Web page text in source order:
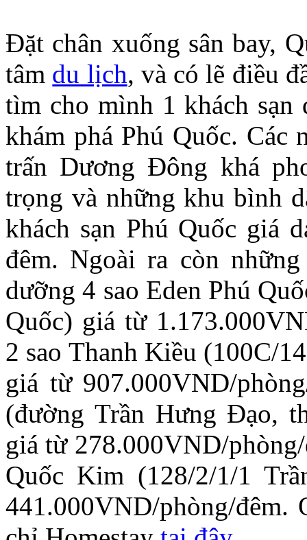
Đặt chân xuống sân bay,
tâm du lịch, và có lẽ điều
tìm cho mình 1 khách sạn
khám phá Phú Quốc. Các
trấn Dương Đông khá
trọng và những khu bình
khách sạn Phú Quốc giá
đêm. Ngoài ra còn
dưỡng 4 sao Eden Phú
Quốc) giá từ
2 sao Thanh Kiều (100C/
giá từ 907.000VND/
(đường Trần Hưng Đạo,
giá từ 278.000VND/
Quốc Kim (128/2/1/1
441.000VND/phòng/đêm.